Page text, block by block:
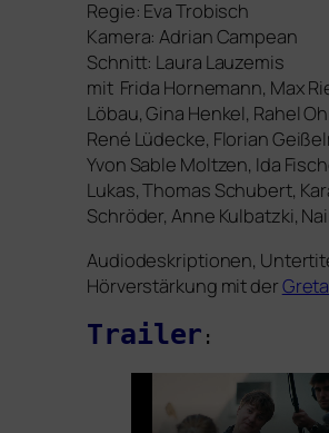
Regie: Eva Trobisch
Kamera: Adrian Campean
Schnitt: Laura Lauzemis
mit Frida Hornemann, Max
Löbau, Gina Henkel, Rahel
René Lüdecke, Florian
Yvon Sable Moltzen, Ida
Lukas, Thomas Schubert,
Schröder, Anne Kulbatzki,
Audiodeskriptionen,
Hörverstärkung mit der
Trailer :